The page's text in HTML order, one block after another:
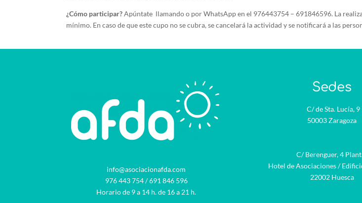
¿Cómo participar?Apúntate llamando o por WhatsApp en el 976443754 – 691846596. La
mínimo. En caso de que este cupo no se cubra, se cancelará la actividad y se notificará a las
info@asociacionafda.com
976 443 754/691 846 596
Horario de 9 a 14 h. de 16 a 21 h.
Sedes
C/ de Sta. Lucía, 9
50003 Zaragoza
C/ Berenguer, 4
Hotel de Asociaciones /
22002 Huesca